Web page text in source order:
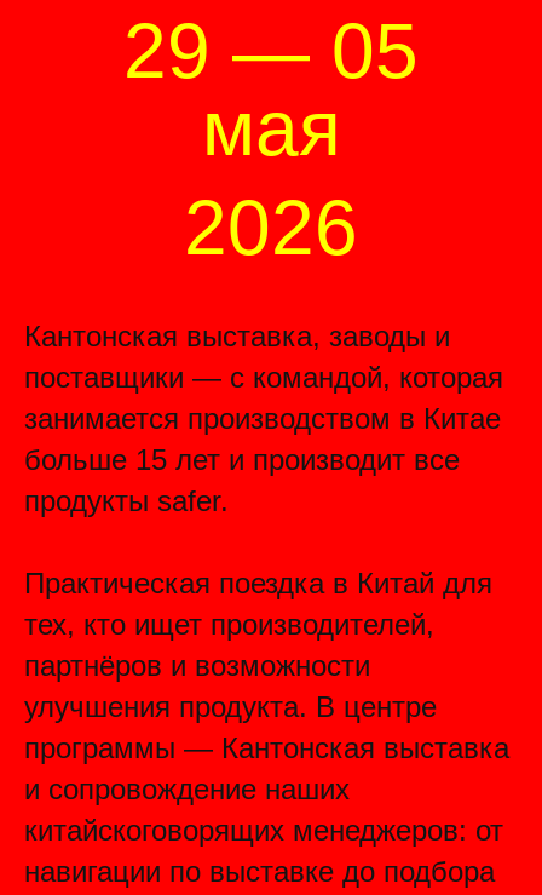
29 — 05
мая
2026
Кантонская выставка, заводы и
поставщики — с командой, которая
занимается производством в Китае
больше 15 лет и производит все
продукты safer.
Практическая поездка в Китай для
тех, кто ищет производителей,
партнёров и возможности
улучшения продукта. В центре
программы — Кантонская выставка
и сопровождение наших
китайскоговорящих менеджеров: от
навигации по выставке до подбора